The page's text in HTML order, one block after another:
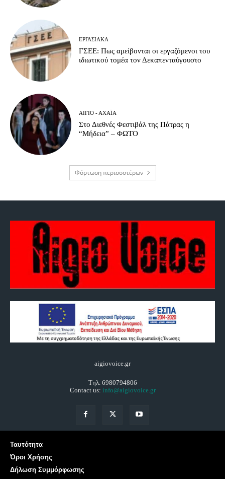
ΕΡΓΑΣΙΑΚΆ
ΓΣΕΕ: Πως αμείβονται οι εργαζόμενοι του
ιδιωτικού τομέα τον Δεκαπενταύγουστο
ΑΊΓΙΟ - ΑΧΑΪ́Α
Στο Διεθνές Φεστιβάλ της Πάτρας η
“Μήδεια” – ΦΩΤΟ
Φόρτωση περισσοτέρων
aigiovoice.gr
Τηλ. 6980794806
Contact us: info@aigiovoice.gr
Ταυτότητα
Όροι Χρήσης
Δήλωση Συμμόρφωσης